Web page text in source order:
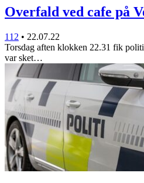
Overfald ved cafe på
112 • 22.07.22
Torsdag aften klokken 22.31 fik
var sket…